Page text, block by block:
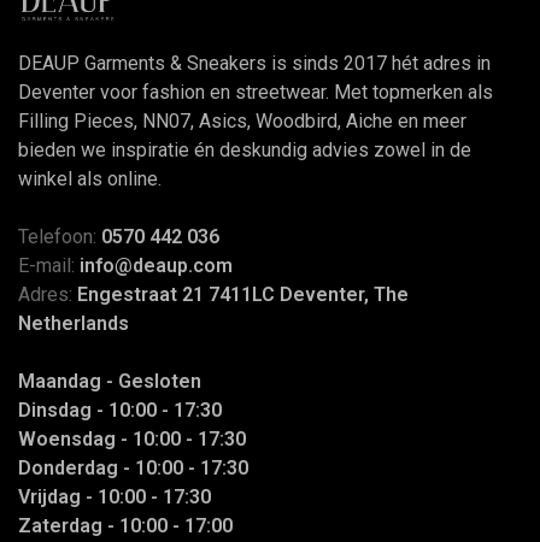
DEAUP Garments & Sneakers is sinds 2017 hét adres in
Deventer voor fashion en streetwear. Met topmerken als
Filling Pieces, NN07, Asics, Woodbird, Aiche en meer
bieden we inspiratie én deskundig advies zowel in de
winkel als online.
Telefoon: 0570 442 036
E-mail: info@deaup.com
Adres: Engestraat 21 7411LC Deventer, The
Netherlands
Maandag - Gesloten
Dinsdag - 10:00 - 17:30
Woensdag - 10:00 - 17:30
Donderdag - 10:00 - 17:30
Vrijdag - 10:00 - 17:30
Zaterdag - 10:00 - 17:00